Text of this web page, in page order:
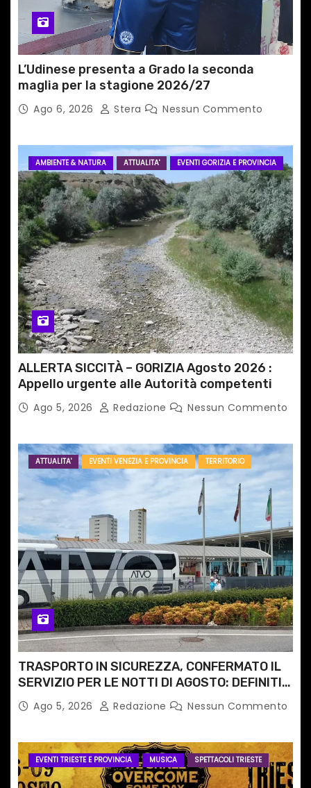
l
i
L’Udinese presenta a Grado la seconda
maglia per la stagione 2026/27
Ago 6, 2026 Stera Nessun Commento
AMBIENTE & NATURA ATTUALITA' EVENTI GORIZIA E PROVINCIA
ALLERTA SICCITÀ – GORIZIA Agosto 2026 :
Appello urgente alle Autorità competenti
Ago 5, 2026 Redazione Nessun Commento
ATTUALITA' EVENTI VENEZIA E PROVINCIA TERRITORIO
TRASPORTO IN SICUREZZA, CONFERMATO IL
SERVIZIO PER LE NOTTI DI AGOSTO: DEFINITI
PERCORSI, FERMATE E ORARIO
Ago 5, 2026 Redazione Nessun Commento
EVENTI TRIESTE E PROVINCIA MUSICA SPETTACOLI TRIESTE